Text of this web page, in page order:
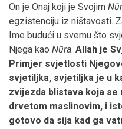
On je Onaj koji je Svojim
egzistenciju iz ništavosti.
Ime budući u svemu što
Njega kao Nūra. Allah je
Primjer svjetlosti
svjetiljka, svjetiljka je u
zvijezda blistava koja se
drvetom maslinovim, i
gotovo da sija kad ga